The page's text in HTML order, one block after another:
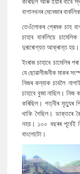
বাগানখনৰ মেনেজাৰ
তেওঁলোকৰ প্ৰেমক চাহ
চাহাব বাৰ্কলিয়ে
দুৰাৰোগ্যত আক্ৰান্ত হয়।
ইংৰাজ চাহাবে চামেলিৰ
যে ছোৱালীজনীক মাকৰ
নিজৰ কন্যাক চাবলৈ
চাহাবে বুজা নাছিল। নিজ
কৰিছিল। পত্নীৰ মৃত্যুৰ
থাকি গৈছিল। ডাক্তৰে
নহয়। ১০০ বছৰৰ পূৰ্বেই
বাংলোটো।